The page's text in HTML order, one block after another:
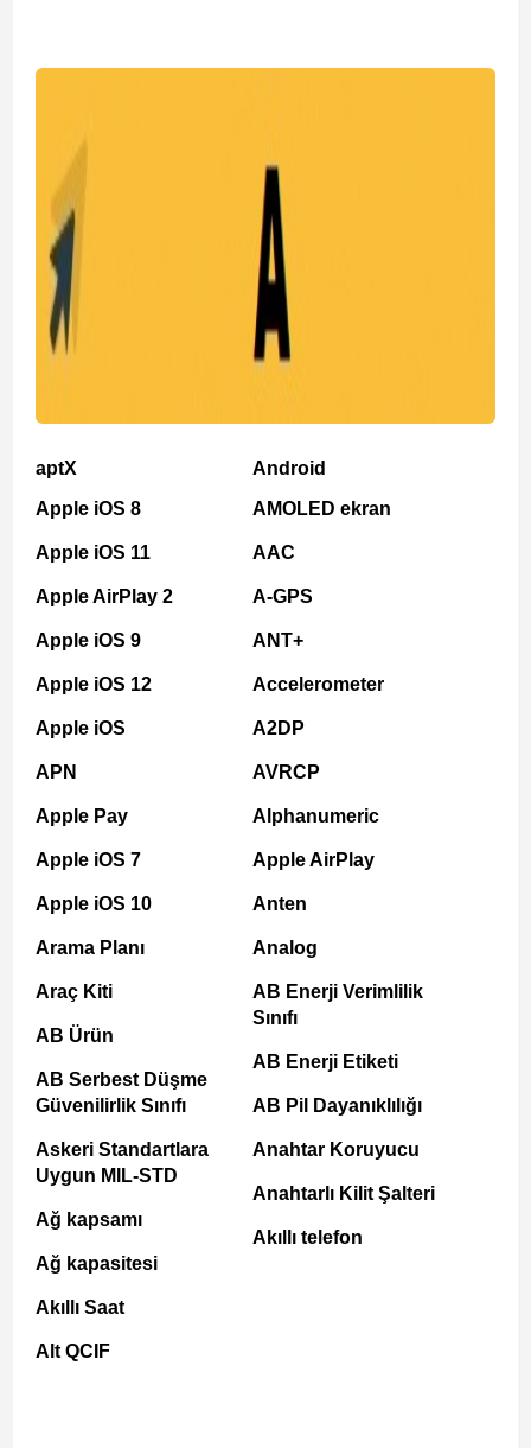
aptX
Apple iOS 8
Apple iOS 11
Apple AirPlay 2
Apple iOS 9
Apple iOS 12
Apple iOS
APN
Apple Pay
Apple iOS 7
Apple iOS 10
Arama Planı
Araç Kiti
AB Ürün
AB Serbest Düşme
Güvenilirlik Sınıfı
Askeri Standartlara
Uygun MIL-STD
Ağ kapsamı
Ağ kapasitesi
Akıllı Saat
Alt QCIF
Android
AMOLED ekran
AAC
A-GPS
ANT+
Accelerometer
A2DP
AVRCP
Alphanumeric
Apple AirPlay
Anten
Analog
AB Enerji Verimlilik
Sınıfı
AB Enerji Etiketi
AB Pil Dayanıklılığı
Anahtar Koruyucu
Anahtarlı Kilit Şalteri
Akıllı telefon